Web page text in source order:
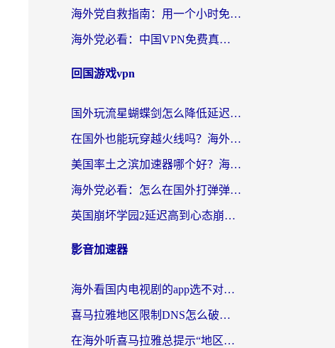
海外党自救指南：用一个小时免费加速器，轻松打破国内资源访问壁垒？
海外党必看：中国VPN免费真的靠谱吗？手把手教你选对回国加速器
回国游戏vpn
国外玩流星蝴蝶剑怎么降低延迟？海外党必看的加速秘籍（含欧洲鸣潮&彩虹岛优化攻略）
在国外也能玩穿越火线吗？海外玩家国服游戏畅玩终极指南
美国率土之滨加速器哪个好？海外党国服游戏畅玩终极指南（附多游戏解决方案）
海外党必看：怎么在国外打弹弹堂不卡？番茄加速器亲测指南
英国崩坏学园2延迟高到心态崩？海外党国服游戏加速终极指南
影音加速器
海外看国内电视剧的app选不对？这份回国加速器避坑指南帮你流畅追剧
喜马拉雅地区限制DNS怎么破？海外党听国内音乐听书的终极解决方案
在海外听喜马拉雅总提示“地区限制”？3步轻松解除+听国内音乐全攻略